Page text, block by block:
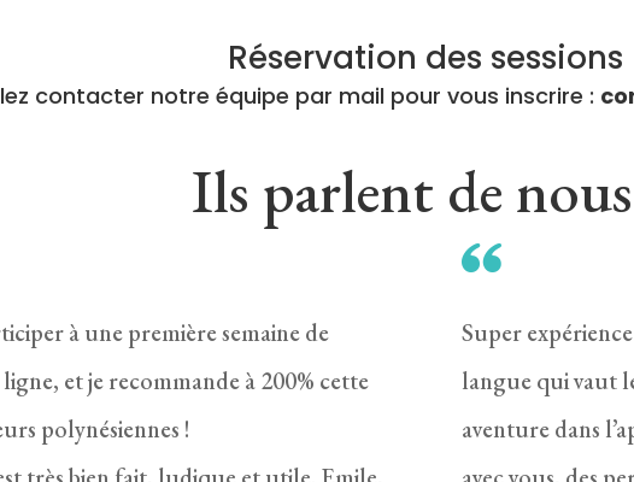
Réservation des sessions
contacter notre équipe par mail pour vous inscrire :
Ils parlent de
à une première semaine de
et je recommande à 200% cette
polynésiennes !
Super
langue qui vaut
aventure dans